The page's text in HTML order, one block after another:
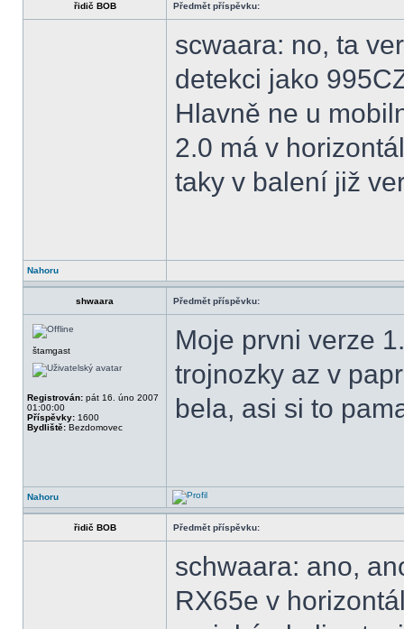
řidič BOB Předmět příspěvku:
scwaara: no, ta
detekci jako
Hlavně ne u
2.0 má v
taky v balení již
Nahoru
shwaara Předmět příspěvku:
štamgast
Registrován: pát 16. úno 2007
01:00:00
Příspěvky: 1600
Bydliště: Bezdomovec
Moje prvni verze
trojnozky az v
bela, asi si to
Nahoru
řidič BOB Předmět příspěvku:
schwaara: ano,
RX65e v